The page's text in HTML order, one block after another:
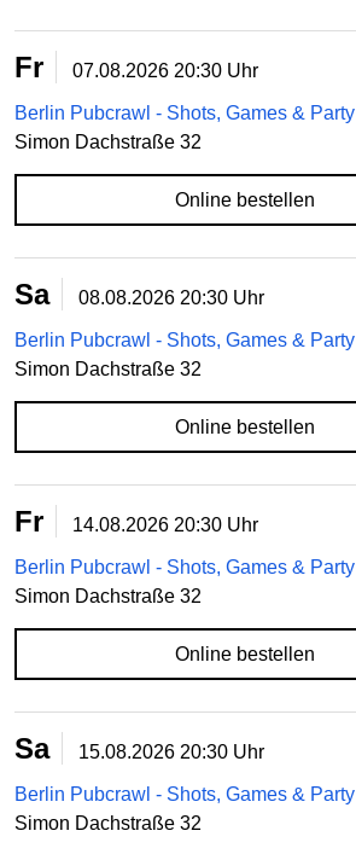
Fr 07.08.2026 20:30 Uhr
Berlin Pubcrawl - Shots, Games & Party
Simon Dachstraße 32
Online bestellen
Sa 08.08.2026 20:30 Uhr
Berlin Pubcrawl - Shots, Games & Party
Simon Dachstraße 32
Online bestellen
Fr 14.08.2026 20:30 Uhr
Berlin Pubcrawl - Shots, Games & Party
Simon Dachstraße 32
Online bestellen
Sa 15.08.2026 20:30 Uhr
Berlin Pubcrawl - Shots, Games & Party
Simon Dachstraße 32